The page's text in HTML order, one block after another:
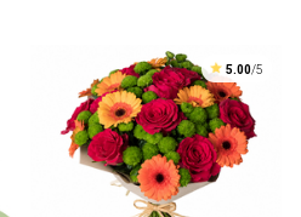
5.00/5